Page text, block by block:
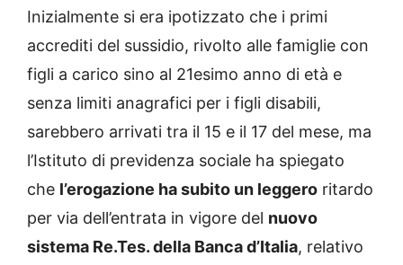
Inizialmente si era ipotizzato che i primi
accrediti del sussidio, rivolto alle famiglie con
figli a carico sino al 21esimo anno di età e
senza limiti anagrafici per i figli disabili,
sarebbero arrivati tra il 15 e il 17 del mese, ma
l’Istituto di previdenza sociale ha spiegato
che l’erogazione ha subito un leggero ritardo
per via dell’entrata in vigore del nuovo
sistema Re.Tes. della Banca d’Italia, relativo